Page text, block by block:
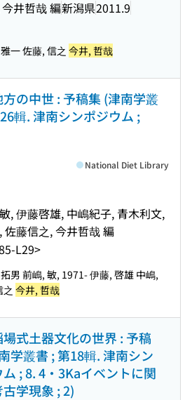
井哲哉 編新潟県2011.9
一 佐藤, 信之 今井, 哲哉
の中世 : 予稿集 (津南学叢
輯. 津南シンポジウム ;
, 伊藤啓雄, 中嶋紀子, 青木利文,
佐藤信之, 今井哲哉 編
L29>
National Diet Library
男 前嶋, 敏, 1971- 伊藤, 啓雄 中嶋,
之 今井, 哲哉
式土器文化の世界 : 予稿
学叢書 ; 第18輯. 津南シン
; 8. 4・3Kaイベントに関
学現象 ; 2)